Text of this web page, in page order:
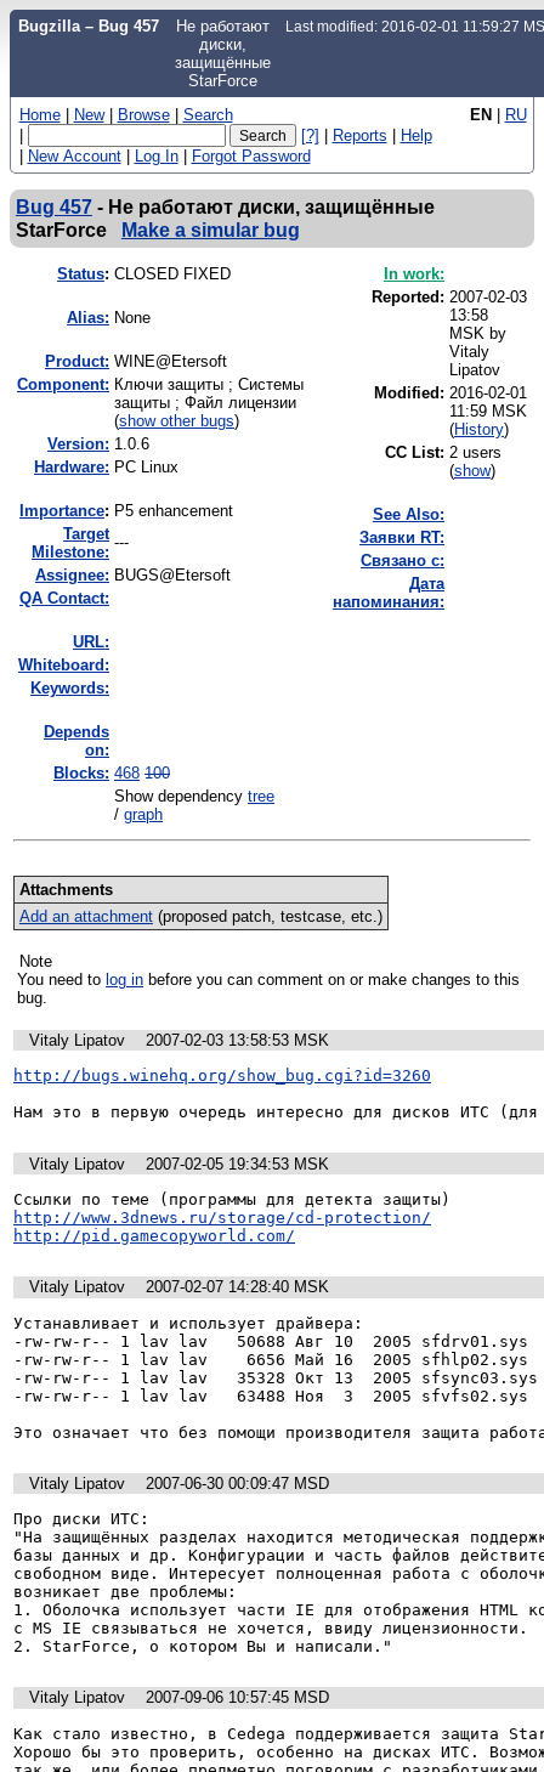
Bugzilla – Bug 457
Не работают
диски,
защищённые
StarForce
Last modified: 2016-02-01 11:59:27
EN | RU
Home | New | Browse | Search
|
[?] | Reports | Help
| New Account | Log In | Forgot Password
Bug 457 - Не работают диски, защищённые
StarForce
Make a simular bug
Status: CLOSED FIXED
Alias: None
Product: WINE@Etersoft
Component: Ключи защиты ; Системы
защиты ; Файл лицензии
(show other bugs)
Version: 1.0.6
Hardware: PC Linux
mportance: P5 enhancement
Target
Milestone:
---
Assignee: BUGS@Etersoft
QA Contact:
URL:
Whiteboard:
Keywords:
Depends
on:
Blocks: 468 100
Show dependency tree
/ graph
In work:
Reported: 2007-02-03
13:58
MSK by
Vitaly
Lipatov
Modified: 2016-02-01
11:59 MSK
(History)
CC List: 2 users
(show)
See Also:
Заявки RT:
Связано с:
Дата
напоминания:
Attachments
Add an attachment(proposed patch, testcase, etc.)
Note
You need to log in
bug.
Vitaly Lipatov
2007-02-03 13:58:53 MSK
http://bugs.winehq.org/show_bug.cgi?id=3260
Нам это в первую очередь интересно для дисков ИТС
Vitaly Lipatov
2007-02-05 19:34:53 MSK
http://www.3dnews.ru/storage/cd-protection/
http://pid.gamecopyworld.com/
Vitaly Lipatov
2007-02-07 14:28:40 MSK
Устанавливает и использует драйвера:
-rw-rw-r-- 1 lav lav   50688 Авг 10  2005 sfdrv01.sys
-rw-rw-r-- 1 lav lav    6656 Май 16  2005 sfhlp02.sys
-rw-rw-r-- 1 lav lav   35328 Окт 13  2005 sfsync03.sys
-rw-rw-r-- 1 lav lav   63488 Ноя  3  2005 sfvfs02.sys
Это означает что без помощи производителя защита
Vitaly Lipatov
2007-06-30 00:09:47 MSD
Про диски ИТС:
"На защищённых разделах находится методическая
базы данных и др. Конфигурации и часть файлов
свободном виде. Интересует полноценная работа с
возникает две проблемы:
1. Оболочка использует части IE для отображения HTML
с MS IE связываться не хочется, ввиду лицензионности.
2. StarForce, о котором Вы и написали."
Vitaly Lipatov
2007-09-06 10:57:45 MSD
Как стало известно, в Cedega поддерживается защита
Хорошо бы это проверить, особенно на дисках ИТС.